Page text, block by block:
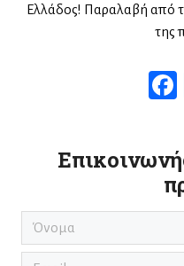
Ελλάδος! Παραλαβή από
της